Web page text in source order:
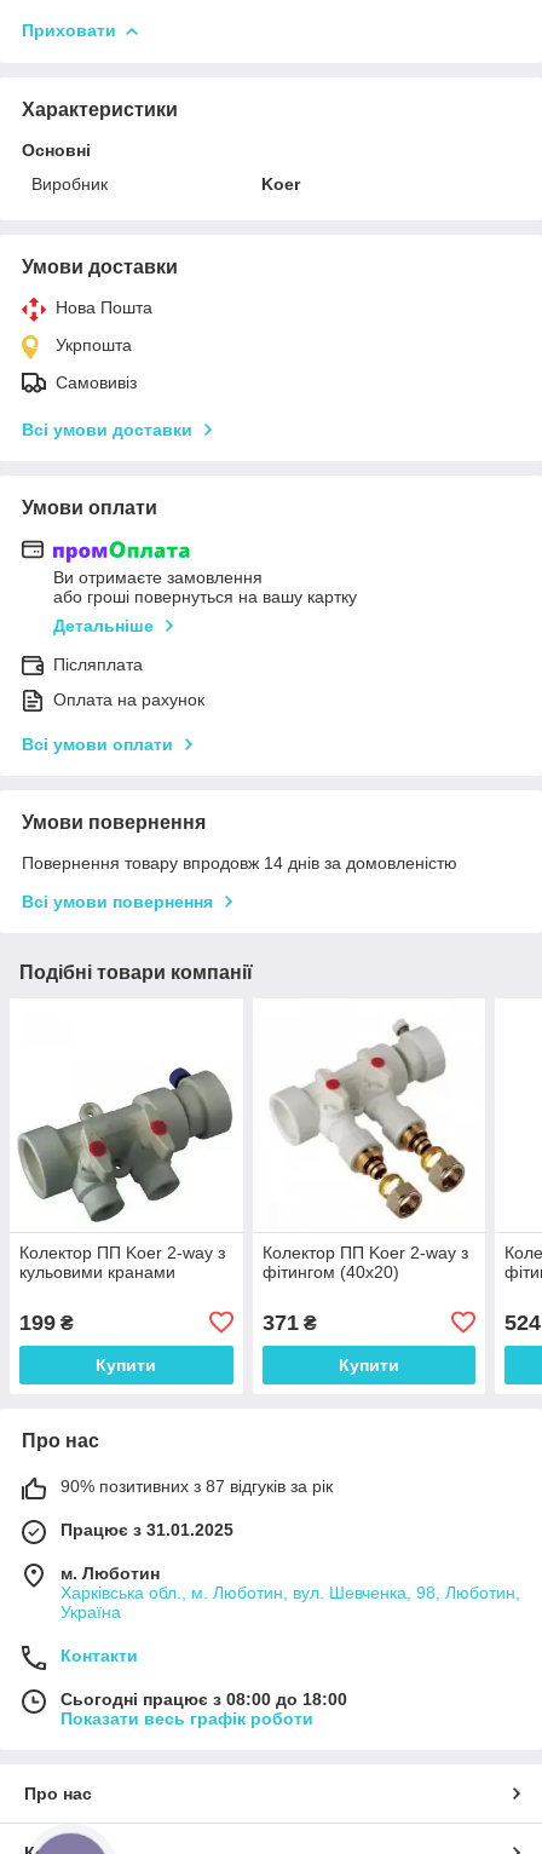
Приховати
Характеристики
Основні
Виробник
Koer
Умови доставки
Нова Пошта
Укрпошта
Самовивіз
Всі умови доставки
Умови оплати
Ви отримаєте замовлення
або гроші повернуться на вашу картку
Детальніше
Післяплата
Оплата на рахунок
Всі умови оплати
Умови повернення
Повернення товару впродовж 14 днів за домовленістю
Всі умови повернення
Подібні товари компанії
Колектор ПП Koer 2-way з
кульовими кранами
199 ₴
Купити
Колектор ПП Koer 2-way з
фітингом (40x20)
371₴
Купити
524
Про нас
90% позитивних з 87 відгуків за рік
Працює з 31.01.2025
м. Люботин
Харківська обл., м. Люботин, вул. Шевченка, 98, Люботин,
Україна
Контакти
Сьогодні працює з 08:00 до 18:00
Показати весь графік роботи
Про нас